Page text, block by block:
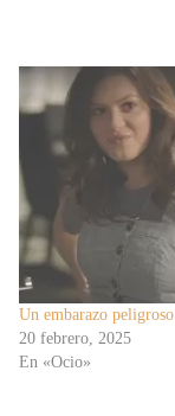
Un embarazo peligroso
20 febrero, 2025
En «Ocio»